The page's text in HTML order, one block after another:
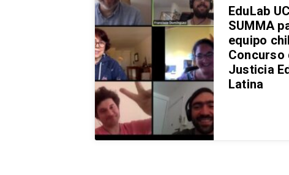
EduLab
SUMMA
equipo
Concurso
Justicia
Latina